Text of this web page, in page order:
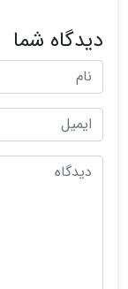
دیدگاه شما